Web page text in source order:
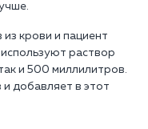
крови и пациент
раствор
и 500 миллилитров.
добавляет в этот